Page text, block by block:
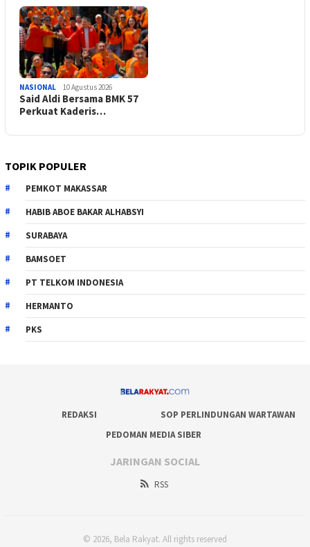
NASIONAL 10 Agustus 2026
Said Aldi Bersama BMK 57
Perkuat Kaderis…
TOPIK POPULER
PEMKOT MAKASSAR
HABIB ABOE BAKAR ALHABSYI
SURABAYA
BAMSOET
PT TELKOM INDONESIA
HERMANTO
PKS
REDAKSI
SOP PERLINDUNGAN WARTAWAN
PEDOMAN MEDIA SIBER
JARINGAN SOCIAL
RSS
© 2026, Bela Rakyat. All rights reserved